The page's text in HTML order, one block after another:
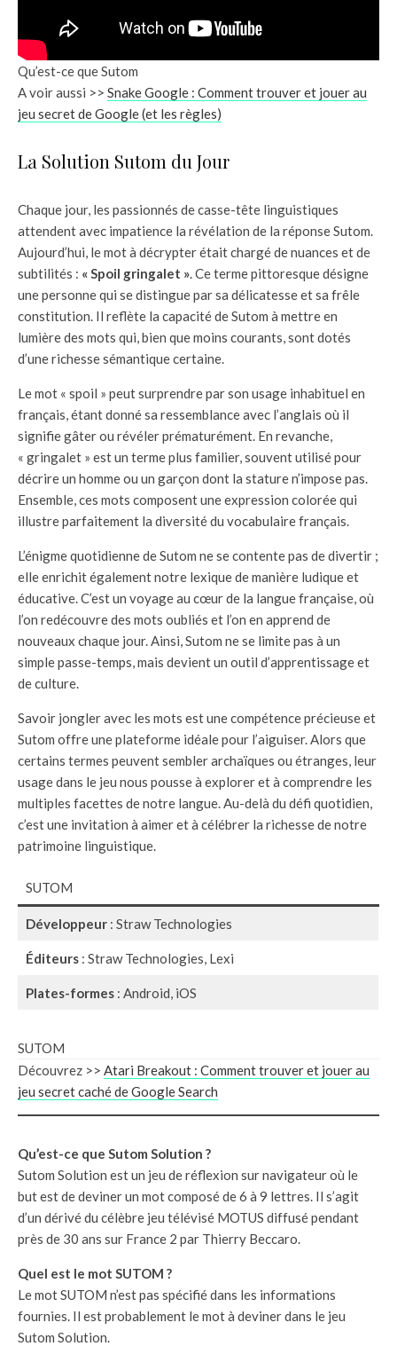
Qu’est-ce que Sutom
A voir aussi >> Snake Google : Comment trouver et jouer au
jeu secret de Google (et les règles)
La Solution Sutom du Jour
Chaque jour, les passionnés de casse-tête linguistiques
attendent avec impatience la révélation de la réponse Sutom.
Aujourd’hui, le mot à décrypter était chargé de nuances et de
subtilités : « Spoil gringalet ». Ce terme pittoresque désigne
une personne qui se distingue par sa délicatesse et sa frêle
constitution. Il reflète la capacité de Sutom à mettre en
lumière des mots qui, bien que moins courants, sont dotés
d’une richesse sémantique certaine.
Le mot « spoil » peut surprendre par son usage inhabituel en
français, étant donné sa ressemblance avec l’anglais où il
signifie gâter ou révéler prématurément. En revanche,
« gringalet » est un terme plus familier, souvent utilisé pour
décrire un homme ou un garçon dont la stature n’impose pas.
Ensemble, ces mots composent une expression colorée qui
illustre parfaitement la diversité du vocabulaire français.
L’énigme quotidienne de Sutom ne se contente pas de divertir ;
elle enrichit également notre lexique de manière ludique et
éducative. C’est un voyage au cœur de la langue française, où
l’on redécouvre des mots oubliés et l’on en apprend de
nouveaux chaque jour. Ainsi, Sutom ne se limite pas à un
simple passe-temps, mais devient un outil d’apprentissage et
de culture.
Savoir jongler avec les mots est une compétence précieuse et
Sutom offre une plateforme idéale pour l’aiguiser. Alors que
certains termes peuvent sembler archaïques ou étranges, leur
usage dans le jeu nous pousse à explorer et à comprendre les
multiples facettes de notre langue. Au-delà du défi quotidien,
c’est une invitation à aimer et à célébrer la richesse de notre
patrimoine linguistique.
SUTOM
Développeur : Straw Technologies
Éditeurs : Straw Technologies, Lexi
Plates-formes : Android, iOS
SUTOM
Découvrez >> Atari Breakout : Comment trouver et jouer au
jeu secret caché de Google Search
Qu’est-ce que Sutom Solution ?
Sutom Solution est un jeu de réflexion sur navigateur où le
but est de deviner un mot composé de 6 à 9 lettres. Il s’agit
d’un dérivé du célèbre jeu télévisé MOTUS diffusé pendant
près de 30 ans sur France 2 par Thierry Beccaro.
Quel est le mot SUTOM ?
Le mot SUTOM n’est pas spécifié dans les informations
fournies. Il est probablement le mot à deviner dans le jeu
Sutom Solution.